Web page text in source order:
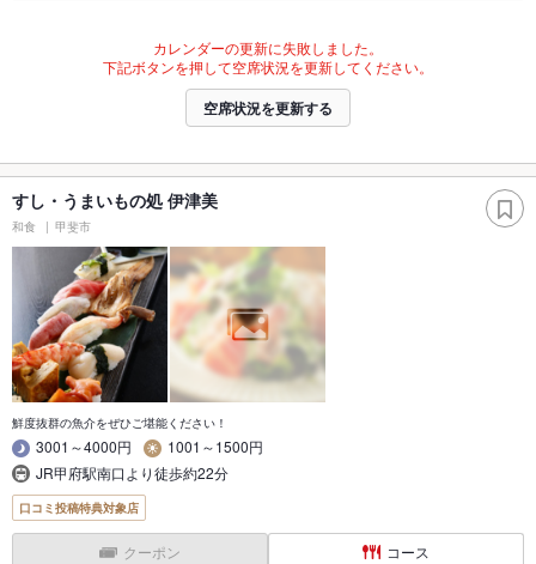
カレンダーの更新に失敗しました。
下記ボタンを押して空席状況を更新してください。
空席状況を更新する
すし・うまいもの処 伊津美
和食 甲斐市
鮮度抜群の魚介をぜひご堪能ください！
3001～4000円
1001～1500円
JR甲府駅南口より徒歩約22分
口コミ投稿特典対象店
クーポン コース